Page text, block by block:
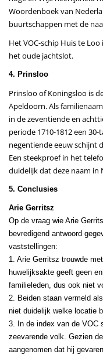
Woordenboek van
buurtschappen met de
Het VOC-schip Huis te
het oude jachtslot.
4. Prinsloo
Prinsloo of Koningsloo is
Apeldoorn. Als
in de zeventiende en
periode 1710-1812 een
negentiende eeuw schijnt
Een steekproef in het
duidelijk dat deze naam
5. Conclusies
Arie Gerritsz
Op de vraag wie Arie
bevredigend antwoord
vaststellingen:
1. Arie Gerritsz trouwde
huwelijksakte geeft geen
familieleden, dus ook niet
2. Beiden staan vermeld
niet duidelijk welke locatie
3. In de index van de VOC
zeevarende volk. Gezien
aangenomen dat hij